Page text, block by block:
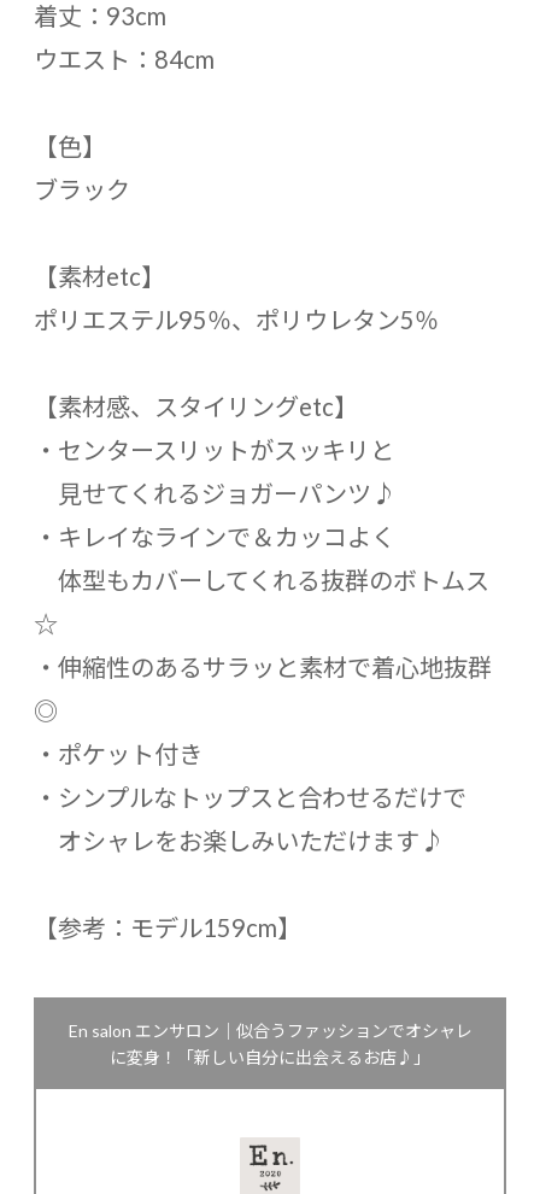
着丈：93cm
ウエスト：84cm
【色】
ブラック
【素材etc】
ポリエステル95％、ポリウレタン5％
【素材感、スタイリングetc】
・センタースリットがスッキリと
見せてくれるジョガーパンツ♪
・キレイなラインで＆カッコよく
体型もカバーしてくれる抜群のボトムス
☆
・伸縮性のあるサラッと素材で着心地抜群
◎
・ポケット付き
・シンプルなトップスと合わせるだけで
オシャレをお楽しみいただけます♪
【参考：モデル159cm】
En salon エンサロン｜似合うファッションでオシャレ
に変身！「新しい自分に出会えるお店♪」